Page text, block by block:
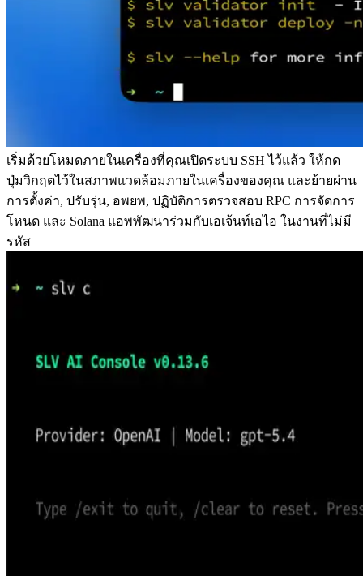
เริ่มด้วยโหมดภายในเครื่องที่คุณเปิดระบบ SSH ไว้แล้ว ให้กด
ปุ่มวิกฤตไว้ในสภาพแวดล้อมภายในเครื่องของคุณ และย้ายผ่าน
การตั้งค่า, ปรับรุ่น, อพยพ, ปฏิบัติการตรวจสอบ RPC การจัดการ
โหนด และ Solana แอพพัฒนาร่วมกับเอเจ้นท์เอไอ ในงานที่ไม่มี
รหัส